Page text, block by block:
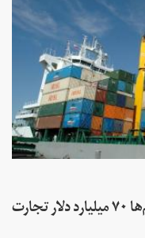
گزارش دولت آمریکا به کنگره: تحریم‌ها ۷۰ میلیارد دلار تجارت